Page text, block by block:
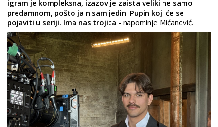
igram je kompleksna, izazov je zaista veliki ne samo
predamnom, pošto ja nisam jedini Pupin koji će se
pojaviti u seriji. Ima nas trojica - napominje Mićanović.